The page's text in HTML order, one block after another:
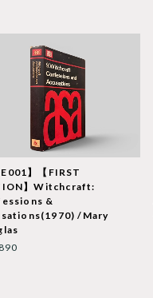
】【FIRST
】Witchcraft:
&
/Mary